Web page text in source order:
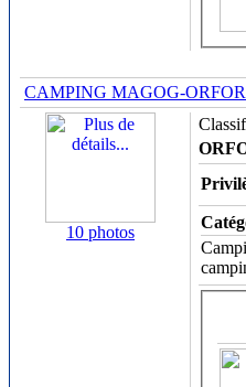
CAMPING MAGOG-
10 photos